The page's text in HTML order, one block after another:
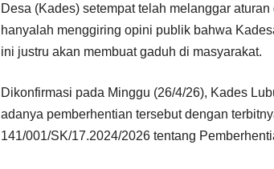
Desa (Kades) setempat telah melanggar
hanyalah menggiring opini publik bahwa
ini justru akan membuat gaduh di masyarakat.
Dikonfirmasi pada Minggu (26/4/26), Kades
adanya pemberhentian tersebut dengan
141/001/SK/17.2024/2026 tentang